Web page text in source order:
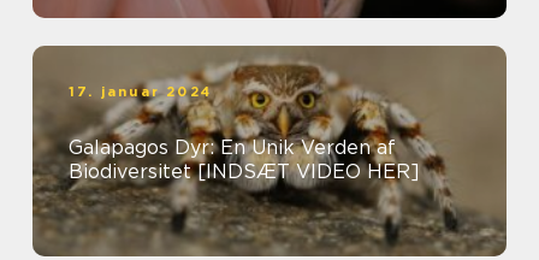
17. januar 2024
Galapagos Dyr: En Unik Verden af
Biodiversitet [INDSÆT VIDEO HER]